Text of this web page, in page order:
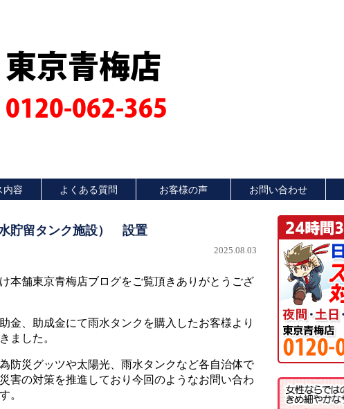
東京青梅店
0120-062-365
内容 よくある質問 お客様の声 お問い合わせ
貯留タンク施設） 設置
2025.08.03
本舗東京青梅店ブログをご覧頂きありがとうござ
金、助成金にて雨水タンクを購入したお客様より
ました。
防災グッツや太陽光、雨水タンクなど各自治体で
害の対策を推進しており今回のようなお問い合わ
。